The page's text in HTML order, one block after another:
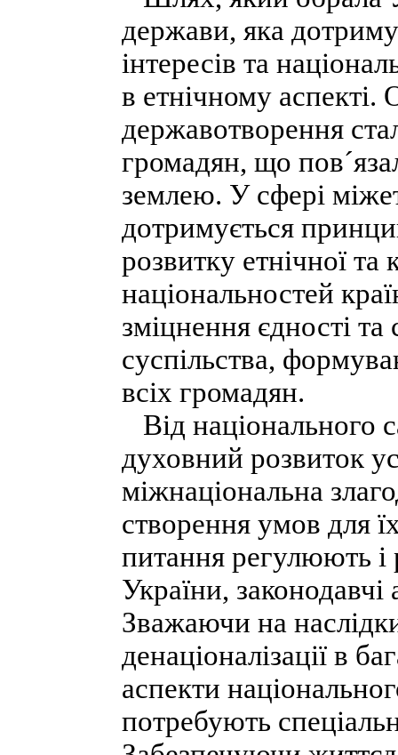
держави, яка
інтересів та
в етнічному
державотворення
громадян, що
землею. У сфері
дотримується
розвитку етнічної та
національностей
зміцнення єдності та
суспільства,
всіх громадян.
Від національного
духовний розвиток
міжнаціональна
створення умов для
питання регулюють і
України,
Зважаючи на
денаціоналізації в
аспекти
потребують